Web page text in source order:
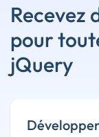
Recevez
pour
jQuery